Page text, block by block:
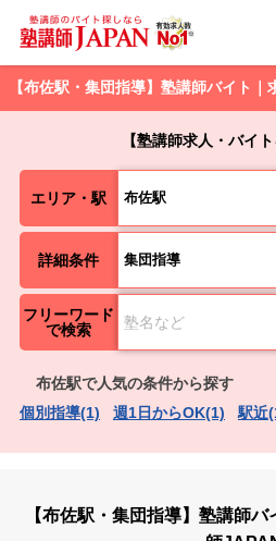
【布佐駅・集団指導】塾講師バイト
【塾講師求人・バイ
エリア・駅 布佐駅
詳細条件 集団指導
フリーワード
で検索
布佐駅で人気の条件から探す
個別指導(1)
週1日からOK(1) 駅近
【布佐駅・集団指導】塾講師